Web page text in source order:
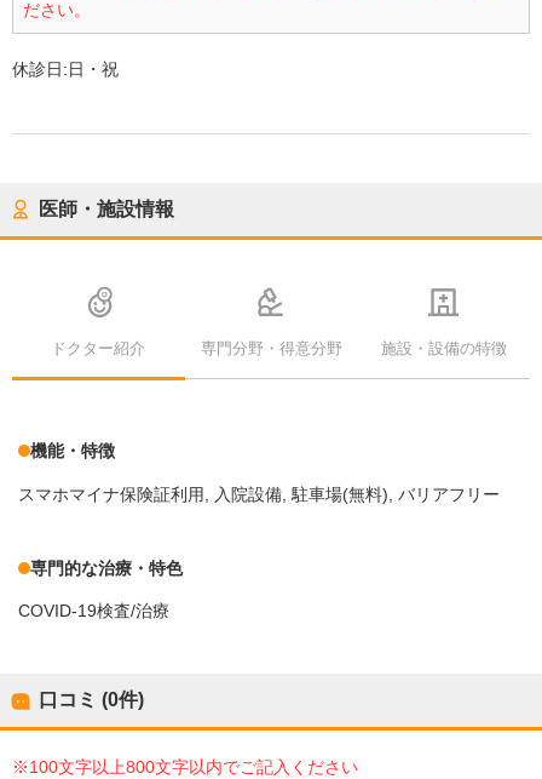
ださい。
休診日:日・祝
医師・施設情報
ドクター紹介 専門分野・得意分野 施設・設備の特徴
機能・特徴
スマホマイナ保険証利用 入院設備 駐車場(無料) バリアフリー
専門的な治療・特色
COVID-19検査/治療
口コミ (0件)
※100文字以上800文字以内でご記入ください